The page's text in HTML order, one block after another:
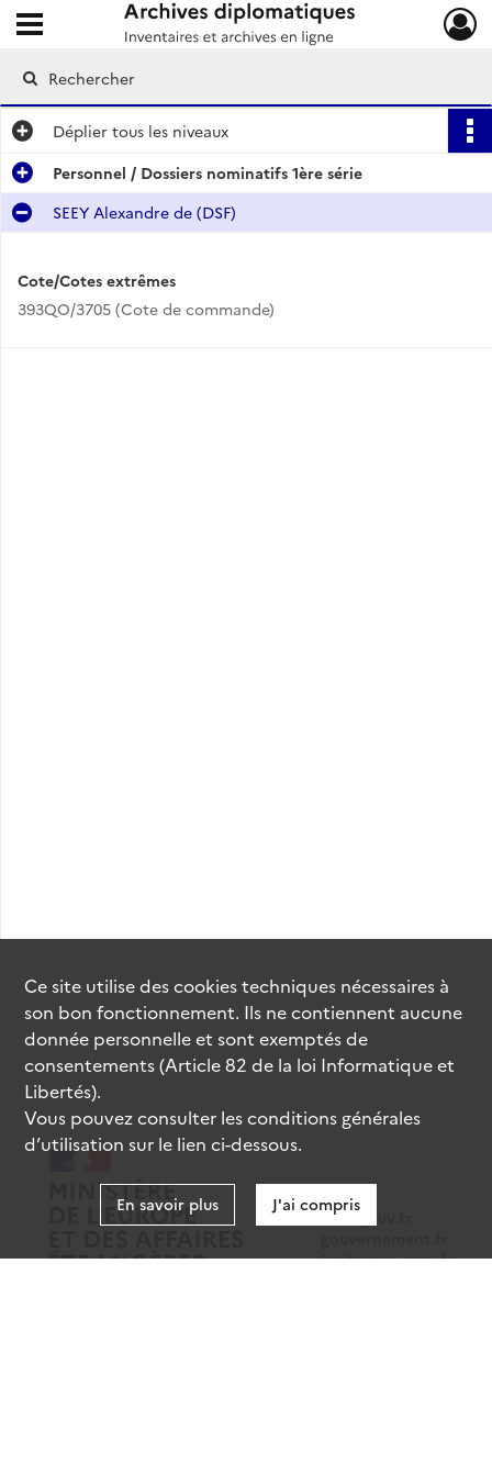
Archives diplomatiques
Ouvrir le menu déroulant
Déplier tous les niveaux
Personnel / Dossiers nominatifs 1ère série
SEEY Alexandre de (DSF)
Cote/Cotes extrêmes
393QO/3705 (Cote de commande)
data.gouv.fr
legifrance.gouv.fr
Ce site utilise descookiestechniques nécessaires à
son bon fonctionnement. Ils ne contiennent aucune
donnée personnelle et sont exemptés de
consentements (Article 82 de la loi Informatique et
Libertés).
Vous pouvez consulter les conditions générales
d’utilisation sur le lien ci-dessous.
En savoir plus J'ai compris